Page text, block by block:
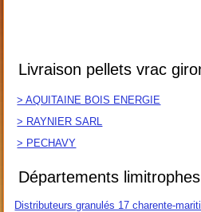
Livraison pellets vrac
> AQUITAINE BOIS ENERGIE
> RAYNIER SARL
> PECHAVY
Départements
Distributeurs granulés 17 charente-